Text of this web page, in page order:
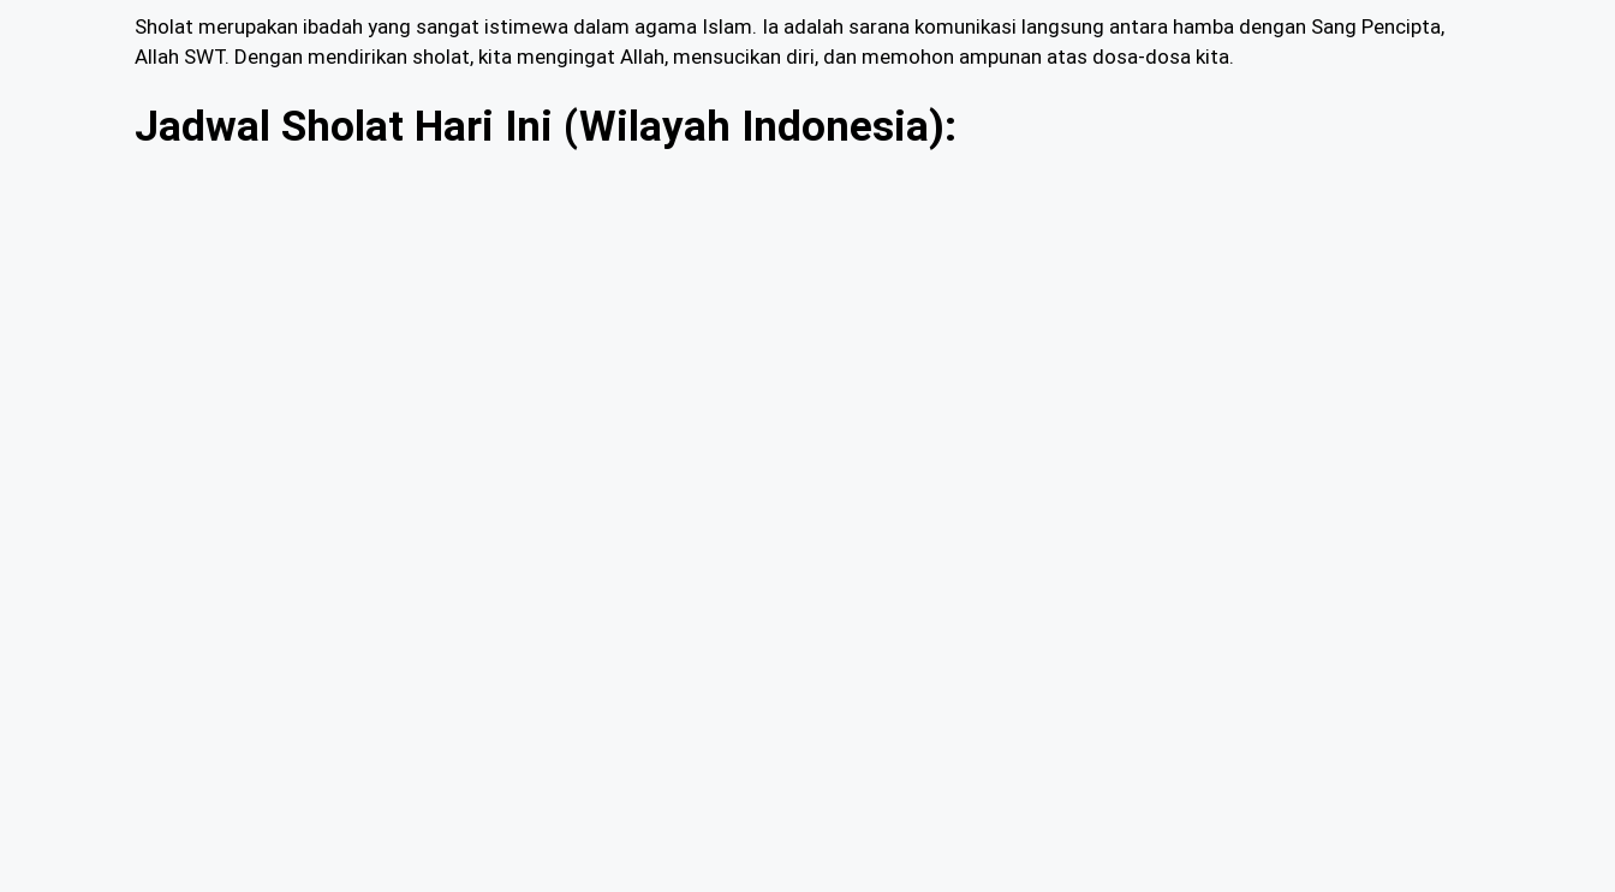
Sholat merupakan ibadah yang sangat istimewa dalam agama Islam. Ia adalah sarana komunikasi langsung antara hamba dengan Sang Pencipta,
Allah SWT. Dengan mendirikan sholat, kita mengingat Allah, mensucikan diri, dan memohon ampunan atas dosa-dosa kita.
Jadwal Sholat Hari Ini (Wilayah Indonesia):